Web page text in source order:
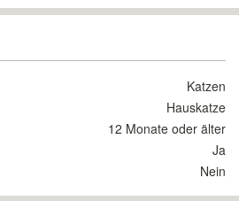
Katzen
Hauskatze
12 Monate oder älter
Ja
Nein